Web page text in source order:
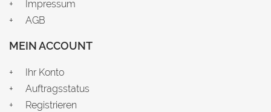
Impressum
AGB
MEIN ACCOUNT
Ihr Konto
Auftragsstatus
Registrieren